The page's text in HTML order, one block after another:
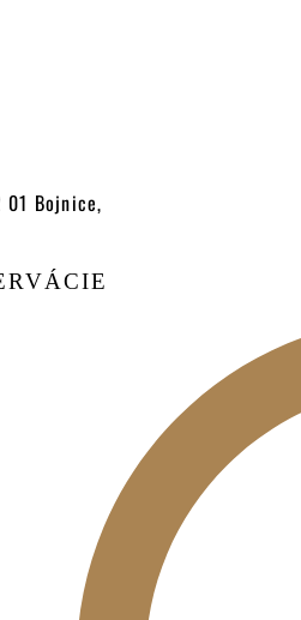
01 Bojnice,